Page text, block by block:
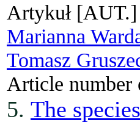
Artykuł[AUT.]
Marianna
Tomasz
Article number
5. The